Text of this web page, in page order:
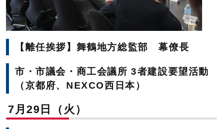
【離任挨拶】舞鶴地方総監部 幕僚長
市・市議会・商工会議所 3者建設要望活動
（京都府、NEXCO西日本）
7月29日（火）